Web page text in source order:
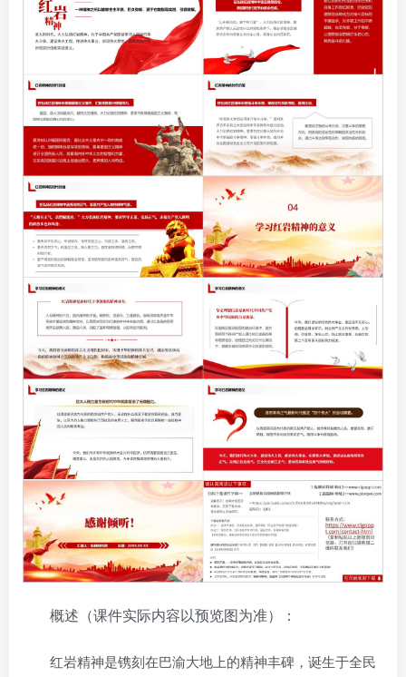
概述（课件实际内容以预览图为准）：
红岩精神是镌刻在巴渝大地上的精神丰碑，诞生于全民